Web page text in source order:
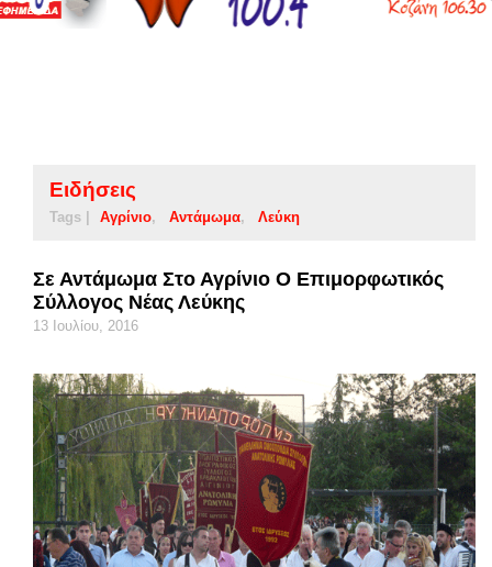
Ειδήσεις
Tags | Αγρίνιο Αντάμωμα Λεύκη
Σε Αντάμωμα Στο Αγρίνιο Ο Επιμορφωτικός
Σύλλογος Νέας Λεύκης
13 Ιουλίου, 2016